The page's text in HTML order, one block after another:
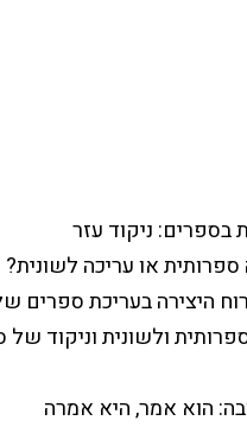
ניקוד עזר
או עריכה לשונית?
היצירה בעריכת ספרים
ולשונית וניקוד של
הוא אמר, היא אמרה